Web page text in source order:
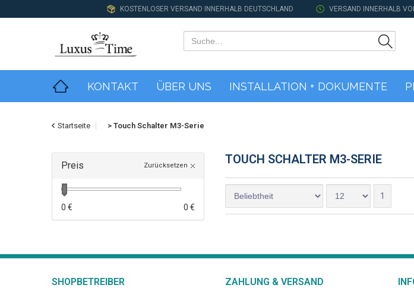
KOSTENLOSER VERSAND INNERHALB DEUTSCHLAND VERSAND INNERHALB
KONTAKT ÜBER UNS INSTALLATION + DOKUMENTE
Startseite > Touch Schalter M3-Serie
Preis Zurücksetzen
0 € 0 €
TOUCH SCHALTER M3-SERIE
1
SHOPBETREIBER ZAHLUNG & VERSAND